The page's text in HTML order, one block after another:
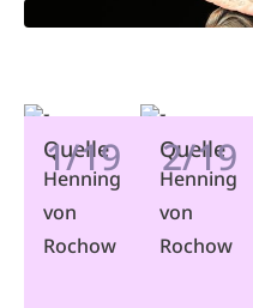
1/19
Quelle
Henning
von
Rochow
2/19
Quelle
Henning
von
Rochow